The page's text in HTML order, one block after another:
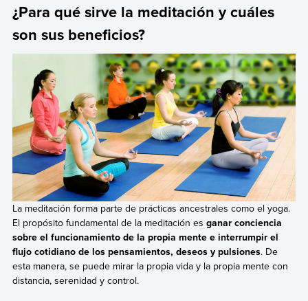
¿Para qué sirve la meditación y cuáles
son sus beneficios?
La meditación forma parte de prácticas ancestrales como el yoga.
El propósito fundamental de la meditación es ganar conciencia
sobre el funcionamiento de la propia mente e interrumpir el
flujo cotidiano de los pensamientos, deseos y pulsiones. De
esta manera, se puede mirar la propia vida y la propia mente con
distancia, serenidad y control.